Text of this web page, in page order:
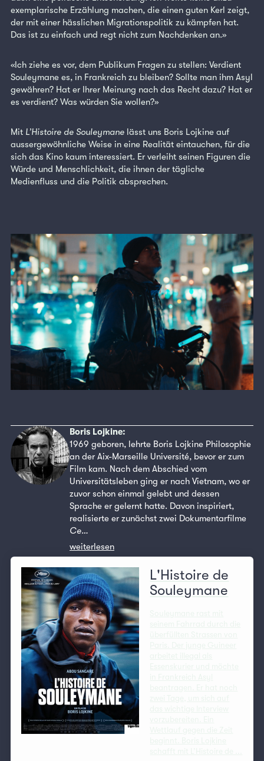
exemplarische Erzählung machen, die einen guten Kerl zeigt,
der mit einer hässlichen Migrationspolitik zu kämpfen hat.
Das ist zu einfach und regt nicht zum Nachdenken an.»
«Ich ziehe es vor, dem Publikum Fragen zu stellen: Verdient
Souleymane es, in Frankreich zu bleiben? Sollte man ihm Asyl
gewähren? Hat er Ihrer Meinung nach das Recht dazu? Hat er
es verdient? Was würden Sie wollen?»
Mit L’Histoire de Souleymane lässt uns Boris Lojkine auf
aussergewöhnliche Weise in eine Realität eintauchen, für die
sich das Kino kaum interessiert. Er verleiht seinen Figuren die
Würde und Menschlichkeit, die ihnen der tägliche
Medienfluss und die Politik absprechen.
Boris Lojkine:
1969 geboren, lehrte Boris Lojkine Philosophie
an der Aix-Marseille Université, bevor er zum
Film kam. Nach dem Abschied vom
Universitätsleben ging er nach Vietnam, wo er
zuvor schon einmal gelebt und dessen
Sprache er gelernt hatte. Davon inspiriert,
realisierte er zunächst zwei Dokumentarfilme
Ce…
weiterlesen
L'Histoire de
Souleymane